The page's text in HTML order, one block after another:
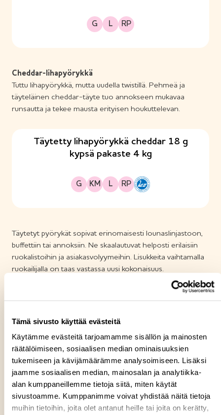
Tämä sivusto käyttää evästeitä
Käytämme evästeitä tarjoamamme sisällön ja mainosten
räätälöimiseen, sosiaalisen median ominaisuuksien
tukemiseen ja kävijämäärämme analysoimiseen. Lisäksi
jaamme sosiaalisen median, mainosalan ja analytiikka-
alan kumppaneillemme tietoja siitä, miten käytät
sivustoamme. Kumppanimme voivat yhdistää näitä tietoja
muihin tietoihin, joita olet antanut heille tai joita on kerätty,
G
Gluteeniton L
Laktoositon RP
Runsasproteiininen
Cheddar-lihapyörykkä
Tuttu lihapyörykkä, mutta uudella twistillä. Pehmeä ja
täyteläinen cheddar-täyte tuo annokseen mukavaa
runsautta ja tekee mausta erityisen houkuttelevan.
Täytetty lihapyörykkä cheddar 18 g
kypsä pakaste 4 kg
G
Gluteeniton KM
Kananmunaton L
Laktoositon RP
Runsasproteiininen
H
ä
ä
S
u
t
a
-
m
Täytetyt pyörykät sopivat erinomaisesti lounaslinjastoon,
buffettiin tai annoksiin. Ne skaalautuvat helposti erilaisiin
ruokalistoihin ja asiakasvolyymeihin. Lisukkeita vaihtamalla
ruokailijalla on taas vastassa uusi kokonaisuus.